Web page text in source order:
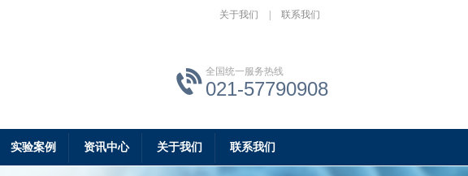
关于我们 联系我们
全国统一服务热线
021-57790908
实验案例 资讯中心 关于我们 联系我们